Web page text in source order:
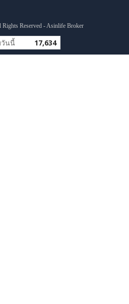
Reserved - Asinlife Broker
วันนี้ 17,634